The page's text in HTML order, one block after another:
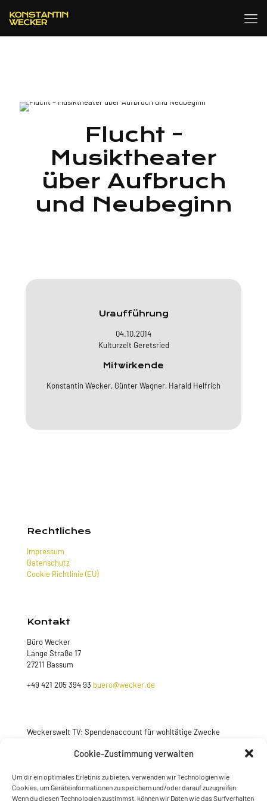
Cookie-Zustimmung verwalten
Um dir ein optimales Erlebnis zu bieten, verwenden wir Technologien wie
Cookies, um Geräteinformationen zu speichern und/oder darauf zuzugreifen.
Wenn du diesen Technologien zustimmst, können wir Daten wie das Surfverhalten
Flucht -
Musiktheater
über Aufbruch
und Neubeginn
Uraufführung
04.10.2014
Kulturzelt Geretsried
Mitwirkende
Konstantin Wecker, Günter Wagner, Harald Helfrich
Rechtliches
Impressum
Datenschutz
Cookie Richtlinie (EU)
Kontakt
Büro Wecker
Lange Straße 17
27211 Bassum
+49 421 205 394 93 buero@wecker.de
Weckerswelt TV: Spendenaccount für wohltätige Zwecke
Jetzt spenden